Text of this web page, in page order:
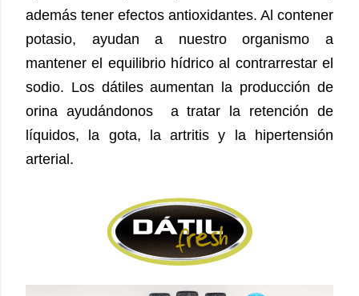
además tener efectos antioxidantes. Al contener
potasio, ayudan a nuestro organismo a
mantener el equilibrio hídrico al contrarrestar el
sodio. Los dátiles aumentan la producción de
orina ayudándonos a tratar la retención de
líquidos, la gota, la artritis y la hipertensión
arterial.